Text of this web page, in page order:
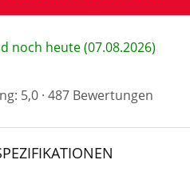
noch heute (07.08.2026)
5,0 · 487 Bewertungen